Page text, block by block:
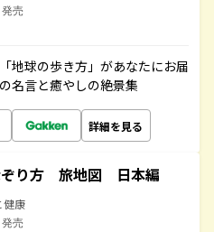
売
地球の歩き方」があなたにお届
名言と癒やしの絶景集
詳細を見る
ぞり方 旅地図 日本編
健康
売